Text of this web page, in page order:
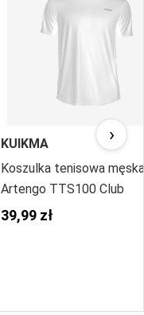
KUIKMA
Koszulka tenisowa męska
Artengo TTS100 Club
39,99 zł
›